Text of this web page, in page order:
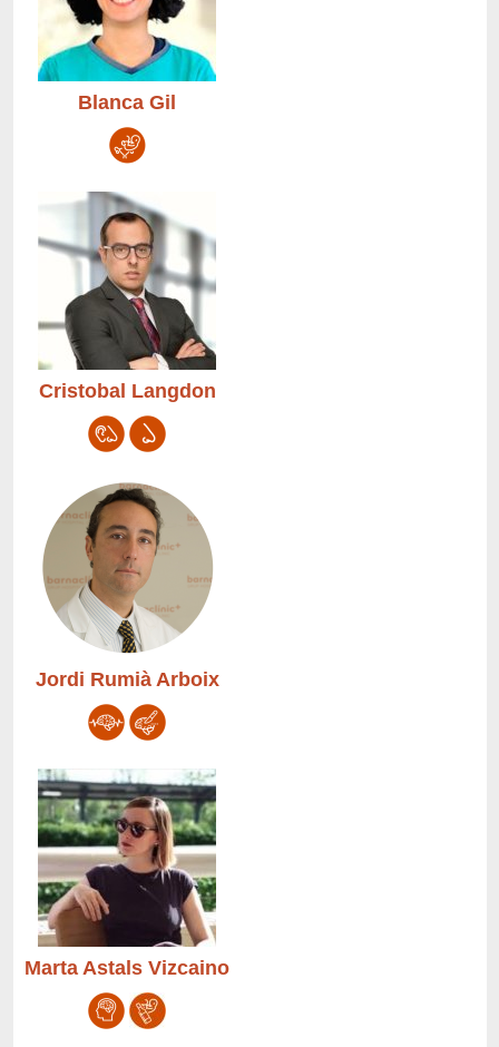
Blanca Gil
Cristobal Langdon
Jordi Rumià Arboix
Marta Astals Vizcaino